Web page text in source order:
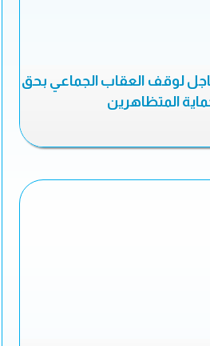
لوقف العقاب الجماعي بحق
المتظاهرين